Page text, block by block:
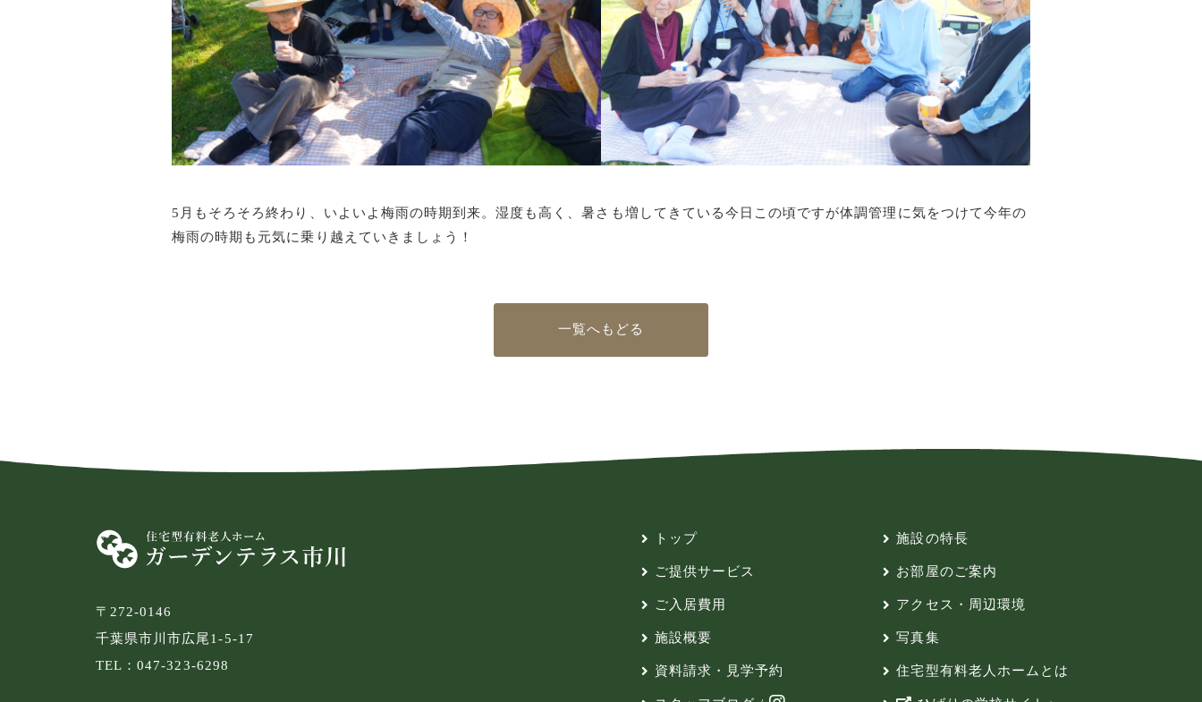
5月もそろそろ終わり、いよいよ梅雨の時期到来。湿度も高く、暑さも増してきている今日この頃ですが体調管理に気をつけて今年の
梅雨の時期も元気に乗り越えていきましょう！
一覧へもどる
〒272-0146
千葉県市川市広尾1-5-17
TEL：047-323-6298
トップ 施設の特長
ご提供サービス お部屋のご案内
ご入居費用 アクセス・周辺環境
施設概要 写真集
資料請求・見学予約 住宅型有料老人ホームとは